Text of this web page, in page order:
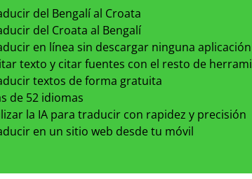
del Bengalí al Croata
del Croata al Bengalí
en línea sin descargar ninguna aplicación
texto y citar fuentes con el resto de
textos de forma gratuita
de 52 idiomas
la IA para traducir con rapidez y precisión
en un sitio web desde tu móvil